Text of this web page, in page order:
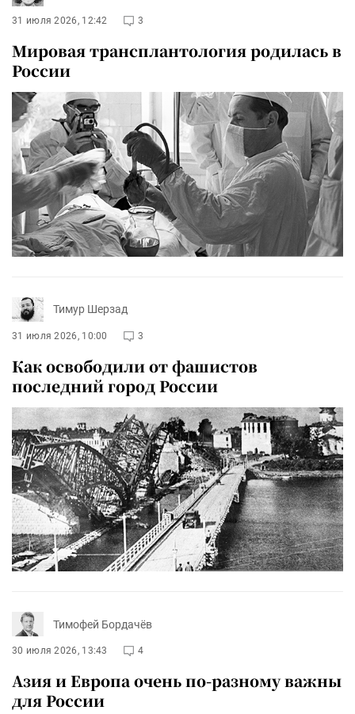
31 июля 2026, 12:42 3
Мировая трансплантология родилась в
России
Тимур Шерзад
31 июля 2026, 10:00 3
Как освободили от фашистов
последний город России
Тимофей Бордачёв
30 июля 2026, 13:43 4
Азия и Европа очень по-разному важны
для России